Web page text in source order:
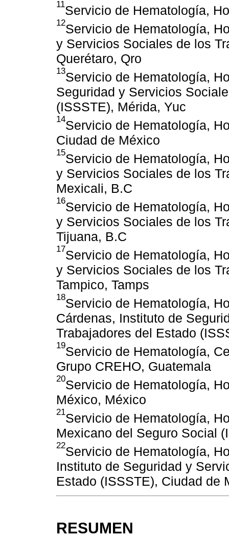
11Servicio de Hematología,
12Servicio de Hematología,
y Servicios Sociales de los
Querétaro, Qro
13Servicio de Hematología,
Seguridad y Servicios
(ISSSTE), Mérida, Yuc
14Servicio de Hematología,
Ciudad de México
15Servicio de Hematología,
y Servicios Sociales de los
Mexicali, B.C
16Servicio de Hematología,
y Servicios Sociales de los
Tijuana, B.C
17Servicio de Hematología,
y Servicios Sociales de los
Tampico, Tamps
18Servicio de Hematología,
Cárdenas, Instituto de
Trabajadores del Estado
19Servicio de Hematología,
Grupo CREHO, Guatemala
20Servicio de Hematología,
México, México
21Servicio de Hematología,
Mexicano del Seguro Social
22Servicio de Hematología,
Instituto de Seguridad y
Estado (ISSSTE), Ciudad de
RESUMEN